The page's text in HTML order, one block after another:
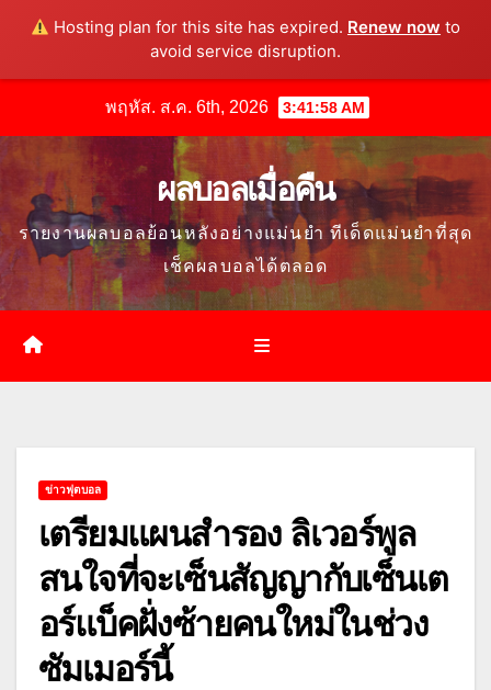
Hosting plan for this site has expired. Renew now to
avoid service disruption.
content
พฤหัส. ส.ค. 6th, 2026 3:42:00 AM
ผลบอลเมื่อคืน
รายงานผลบอลย้อนหลังอย่างแม่นยำ ทีเด็ดแม่นยำที่สุด
เช็คผลบอลได้ตลอด
ข่าวฟุตบอล
เตรียมแผนสำรอง ลิเวอร์พูล
สนใจที่จะเซ็นสัญญากับเซ็นเต
อร์แบ็คฝั่งซ้ายคนใหม่ในช่วง
ซัมเมอร์นี้